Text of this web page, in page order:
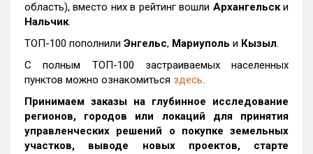
область), вместо них в рейтинг вошли Архангельски
Нальчик.
ТОП-100 пополнили Энгельс, Мариуполь и Кызыл.
С полным ТОП-100 застраиваемых населенных
пунктов можно ознакомиться здесь.
Принимаем заказы на глубинное исследование
регионов, городов или локаций для принятия
управленческих решений о покупке земельных
участков, выводе новых проектов, старте